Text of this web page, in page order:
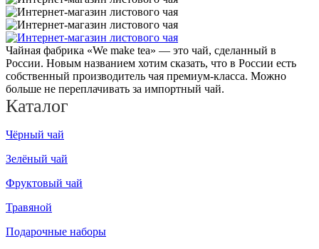
Чайная фабрика «We make tea» — это чай, сделанный в
России. Новым названием хотим сказать, что в России есть
собственный производитель чая премиум-класса. Можно
больше не переплачивать за импортный чай.
Каталог
Чёрный чай
Зелёный чай
Фруктовый чай
Травяной
Подарочные наборы